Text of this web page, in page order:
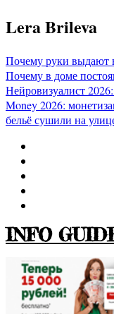
Перейти
к
Lera Brileva
Почему руки выдают
Почему в доме
Нейровизуалист
Money 2026:
бельё сушили на
INFO